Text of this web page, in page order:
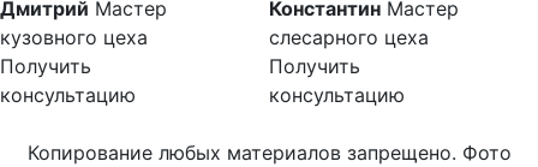
Дмитрий Мастер
кузовного цеха
Получить
консультацию
Константин Мастер
слесарного цеха
Получить
консультацию
Копирование любых материалов запрещено. Фото